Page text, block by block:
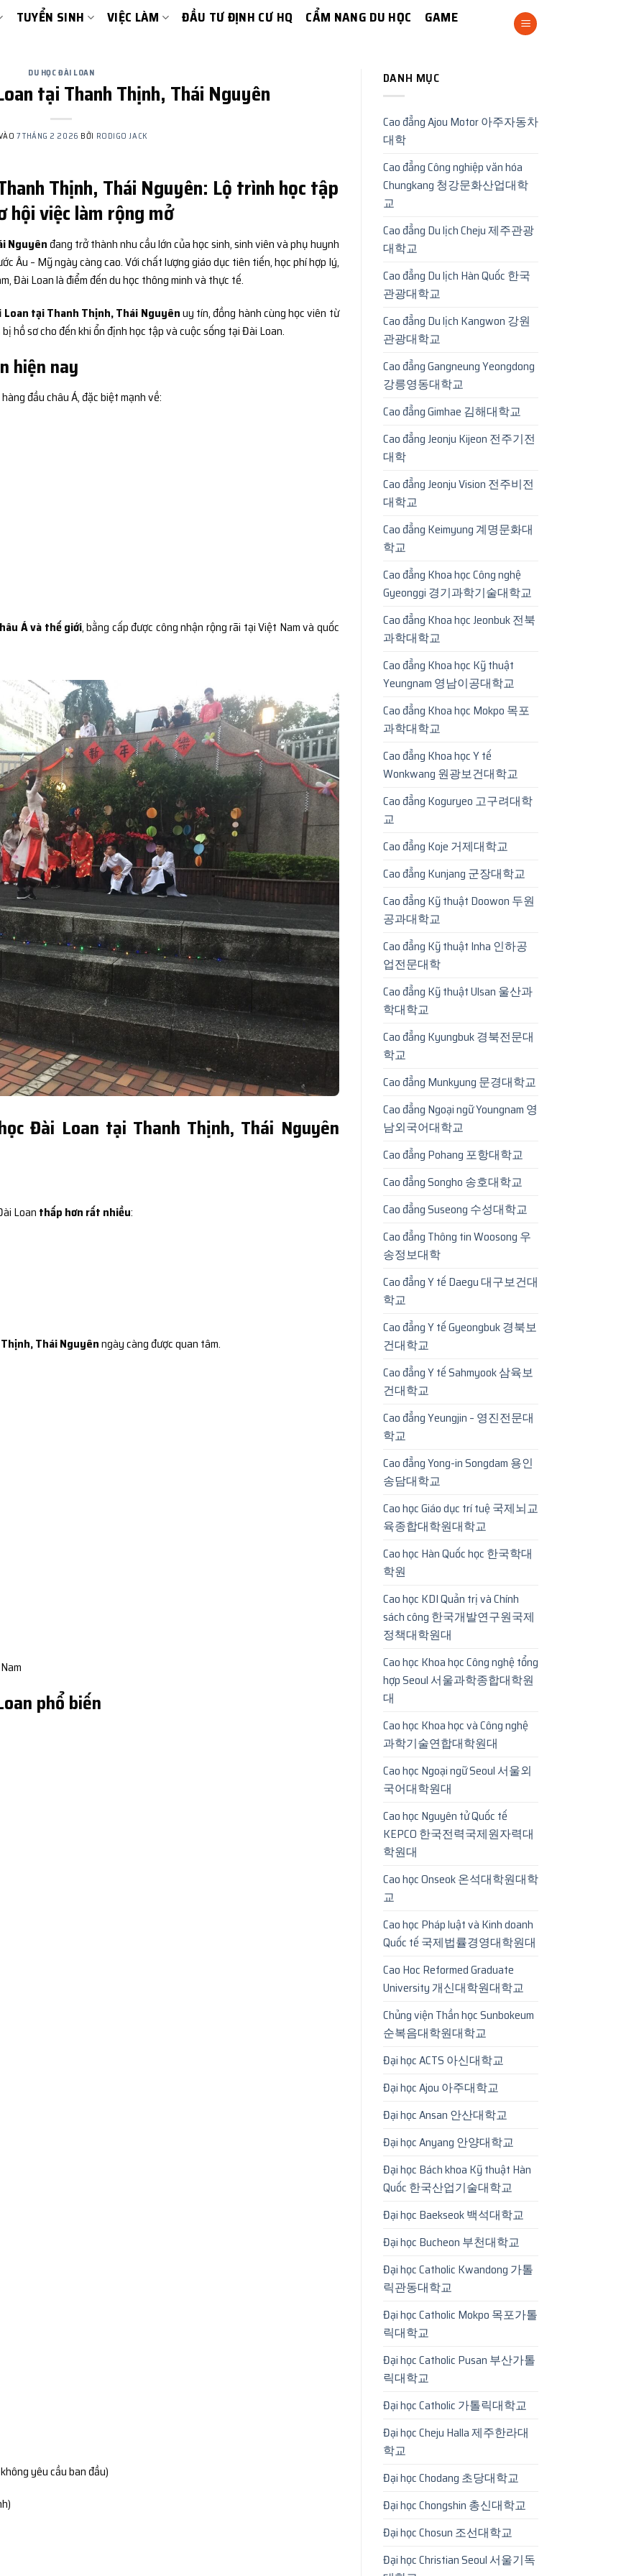
TUYỂN SINH VIỆC LÀM ĐẦU TƯ ĐỊNH CƯ HQ CẨM NANG DU HỌC GAME
DU HỌC ĐÀI LOAN
tại Thanh Thịnh, Thái Nguyên
7 THÁNG 2 2026 BỞI RODIGO JACK
Thịnh, Thái Nguyên: Lộ trình học tập
hội việc làm rộng mở
Nguyênđang trở thành nhu cầu lớn của học sinh, sinh viên và phụ huynh
Âu – Mỹ ngày càng cao. Với chất lượng giáo dục tiên tiến, học phí hợp lý,
Đài Loan là điểm đến du học thông minh và thực tế.
Loan tại Thanh Thịnh, Thái Nguyênuy tín, đồng hành cùng học viên từ
hồ sơ cho đến khi ổn định học tập và cuộc sống tại Đài Loan.
hiện nay
đầu châu Á, đặc biệt mạnh về:
Á và thế giới, bằng cấp được công nhận rộng rãi tại Việt Nam và quốc
Đài Loan tại Thanh Thịnh, Thái Nguyên
Loan thấp hơn rất nhiều:
Thái Nguyênngày càng được quan tâm.
phổ biến
yêu cầu ban đầu)
DANH MỤC
Cao đẳng Ajou Motor 아주자동차
대학
Cao đẳng Công nghiệp văn hóa
Chungkang 청강문화산업대학
교
Cao đẳng Du lịch Cheju 제주관광
대학교
Cao đẳng Du lịch Hàn Quốc 한국
관광대학교
Cao đẳng Du lịch Kangwon 강원
관광대학교
Cao đẳng Gangneung Yeongdong
강릉영동대학교
Cao đẳng Gimhae 김해대학교
Cao đẳng Jeonju Kijeon 전주기전
대학
Cao đẳng Jeonju Vision 전주비전
대학교
Cao đẳng Keimyung 계명문화대
학교
Cao đẳng Khoa học Công nghệ
Gyeonggi 경기과학기술대학교
Cao đẳng Khoa học Jeonbuk 전북
과학대학교
Cao đẳng Khoa học Kỹ thuật
Yeungnam 영남이공대학교
Cao đẳng Khoa học Mokpo 목포
과학대학교
Cao đẳng Khoa học Y tế
Wonkwang 원광보건대학교
Cao đẳng Koguryeo 고구려대학
교
Cao đẳng Koje 거제대학교
Cao đẳng Kunjang 군장대학교
Cao đẳng Kỹ thuật Doowon 두원
공과대학교
Cao đẳng Kỹ thuật Inha 인하공
업전문대학
Cao đẳng Kỹ thuật Ulsan 울산과
학대학교
Cao đẳng Kyungbuk 경북전문대
학교
Cao đẳng Munkyung 문경대학교
Cao đẳng Ngoại ngữ Youngnam 영
남외국어대학교
Cao đẳng Pohang 포항대학교
Cao đẳng Songho 송호대학교
Cao đẳng Suseong 수성대학교
Cao đẳng Thông tin Woosong 우
송정보대학
Cao đẳng Y tế Daegu 대구보건대
학교
Cao đẳng Y tế Gyeongbuk 경북보
건대학교
Cao đẳng Y tế Sahmyook 삼육보
건대학교
Cao đẳng Yeungjin – 영진전문대
학교
Cao đẳng Yong-in Songdam 용인
송담대학교
Cao học Giáo dục trí tuệ 국제뇌교
육종합대학원대학교
Cao học Hàn Quốc học 한국학대
학원
Cao học KDI Quản trị và Chính
sách công 한국개발연구원국제
정책대학원대
Cao học Khoa học Công nghệ tổng
hợp Seoul 서울과학종합대학원
대
Cao học Khoa học và Công nghệ
과학기술연합대학원대
Cao học Ngoại ngữ Seoul 서울외
국어대학원대
Cao học Nguyên tử Quốc tế
KEPCO 한국전력국제원자력대
학원대
Cao học Onseok 온석대학원대학
교
Cao học Pháp luật và Kinh doanh
Quốc tế 국제법률경영대학원대
Cao Hoc Reformed Graduate
University 개신대학원대학교
Chủng viện Thần học Sunbokeum
순복음대학원대학교
Đại học ACTS 아신대학교
Đại học Ajou 아주대학교
Đại học Ansan 안산대학교
Đại học Anyang 안양대학교
Đại học Bách khoa Kỹ thuật Hàn
Quốc 한국산업기술대학교
Đại học Baekseok 백석대학교
Đại học Bucheon 부천대학교
Đại học Catholic Kwandong 가톨
릭관동대학교
Đại học Catholic Mokpo 목포가톨
릭대학교
Đại học Catholic Pusan 부산가톨
릭대학교
Đại học Catholic 가톨릭대학교
Đại học Cheju Halla 제주한라대
학교
Đại học Chodang 초당대학교
Đại học Chongshin 총신대학교
Đại học Chosun 조선대학교
Đại học Christian Seoul 서울기독